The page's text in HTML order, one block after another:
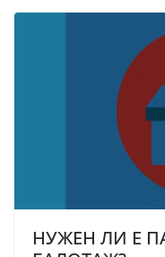
НУЖЕН ЛИ Е